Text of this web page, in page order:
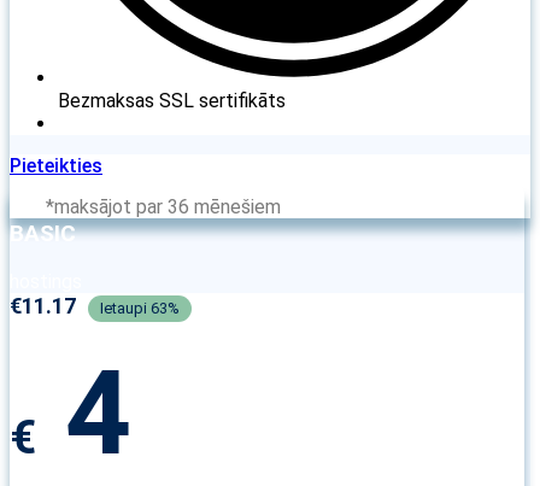
Bezmaksas SSL sertifikāts
Pieteikties
*maksājot par 36 mēnešiem
BASIC
€11.17
€ 4